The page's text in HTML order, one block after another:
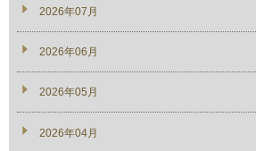
2026年07月
2026年06月
2026年05月
2026年04月